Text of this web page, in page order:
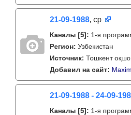
21-09-1988, ср
Каналы [5]: 1-я
Регион: Узбекистан
Источник: Тошкент
Добавил на сайт:
21-09-1988 - 24-09-
Каналы [5]: 1-я